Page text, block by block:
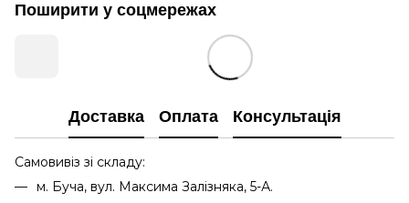
Поширити у соцмережах
Доставка Оплата Консультація
Самовивіз зі складу:
м. Буча, вул. Максима Залізняка, 5-А.